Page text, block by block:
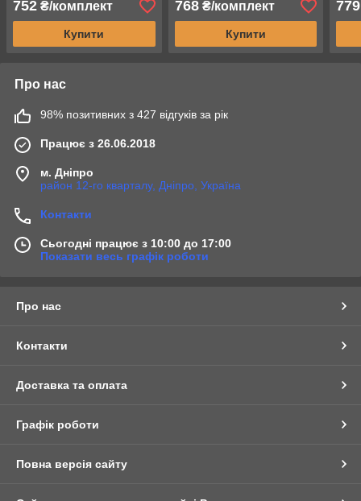
752 ₴/комплект
Купити
768₴/комплект
Купити
779
Про нас
98% позитивних з 427 відгуків за рік
Працює з 26.06.2018
м. Дніпро
район 12-го кварталу, Дніпро, Україна
Контакти
Сьогодні працює з 10:00 до 17:00
Показати весь графік роботи
Про нас
Контакти
Доставка та оплата
Графік роботи
Повна версія сайту